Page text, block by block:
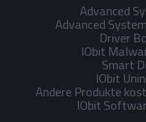
Advanced
Advanced
Driver
IObit
Smart
IObit
Andere Produkte
IObit